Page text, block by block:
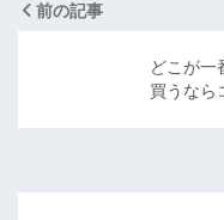
前の記事
どこが一
買うなら